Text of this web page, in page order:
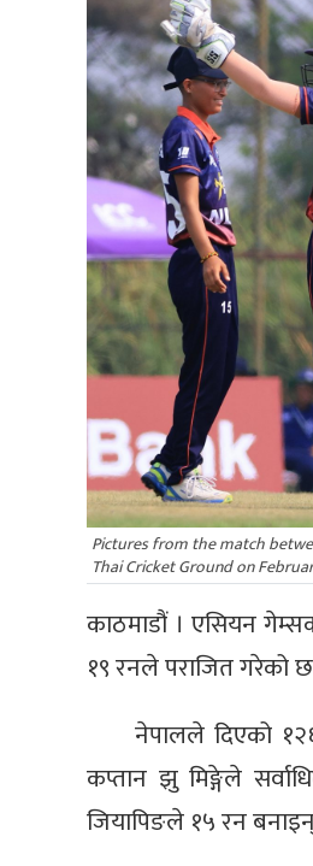
Pictures from the match
Thai Cricket Ground on
काठमाडौं । एसियन
१९ रनले पराजित गरेको
नेपालले दिएको
कप्तान झु मिङ्गेले
जियापिङले १५ रन